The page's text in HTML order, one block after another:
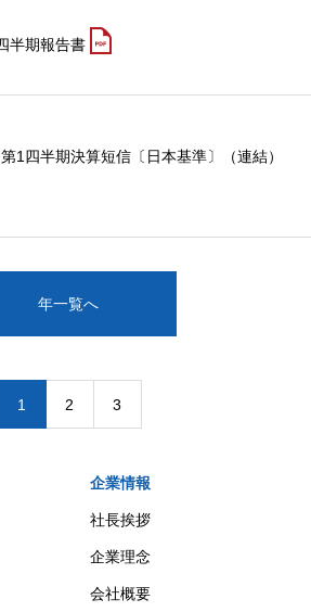
半期報告書
1四半期決算短信〔日本基準〕（連結）
年一覧へ
1 2 3
企業情報
社長挨拶
企業理念
会社概要